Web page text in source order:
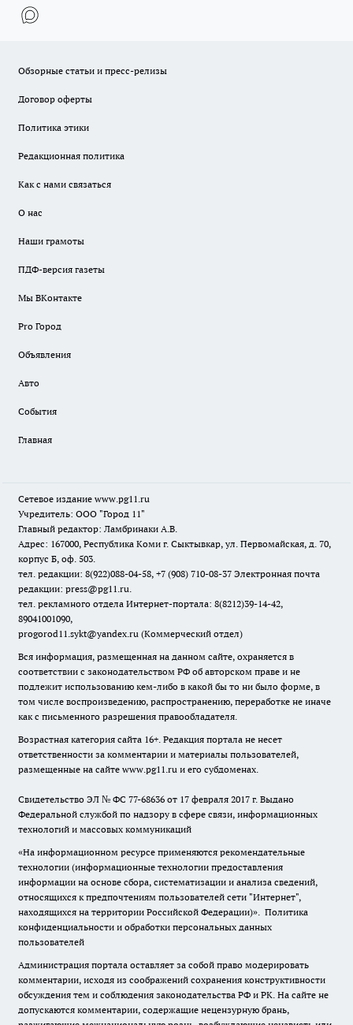
Обзорные статьи и пресс-релизы
Договор оферты
Политика этики
Редакционная политика
Как с нами связаться
О нас
Наши грамоты
ПДФ-версия газеты
Мы ВКонтакте
Pro Город
Объявления
Авто
События
Главная
Сетевое издание www.pg11.ru
Учредитель: ООО "Город 11"
Главный редактор: Ламбринаки А.В.
Адрес: 167000, Республика Коми г. Сыктывкар, ул. Первомайская, д. 70,
корпус Б, оф. 503.
тел. редакции: 8(922)088-04-58, +7 (908) 710-08-37 Электронная почта
редакции: press@pg11.ru.
тел. рекламного отдела Интернет-портала: 8(8212)39-14-42,
89041001090,
progorod11.sykt@yandex.ru (Коммерческий отдел)
Вся информация, размещенная на данном сайте, охраняется в
соответствии с законодательством РФ об авторском праве и не
подлежит использованию кем-либо в какой бы то ни было форме, в
том числе воспроизведению, распространению, переработке не иначе
как с письменного разрешения правообладателя.
Возрастная категория сайта 16+. Редакция портала не несет
ответственности за комментарии и материалы пользователей,
размещенные на сайте www.pg11.ru и его субдоменах.
Свидетельство ЭЛ № ФС 77-68636 от 17 февраля 2017 г. Выдано
Федеральной службой по надзору в сфере связи, информационных
технологий и массовых коммуникаций
«На информационном ресурсе применяются рекомендательные
технологии (информационные технологии предоставления
информации на основе сбора, систематизации и анализа сведений,
относящихся к предпочтениям пользователей сети "Интернет",
находящихся на территории Российской Федерации)». Политика
конфиденциальности и обработки персональных данных
пользователей
Администрация портала оставляет за собой право модерировать
комментарии, исходя из соображений сохранения конструктивности
обсуждения тем и соблюдения законодательства РФ и РК. На сайте не
допускаются комментарии, содержащие нецензурную брань,